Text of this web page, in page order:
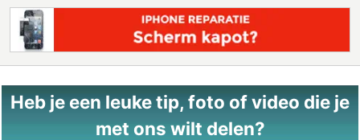
Heb je een leuke tip, foto of video die je
met ons wilt delen?